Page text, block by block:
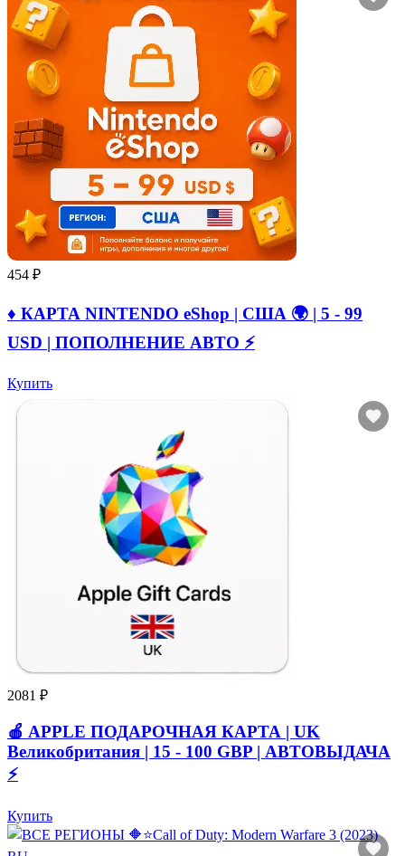
454 ₽
♦️ КАРТА NINTENDO eShop | США 🌍 | 5 - 99
USD | ПОПОЛНЕНИЕ АВТО ⚡
Купить
2081 ₽
🍎 APPLE ПОДАРОЧНАЯ КАРТА | UK
Великобритания | 15 - 100 GBP | АВТОВЫДАЧА
⚡️
Купить